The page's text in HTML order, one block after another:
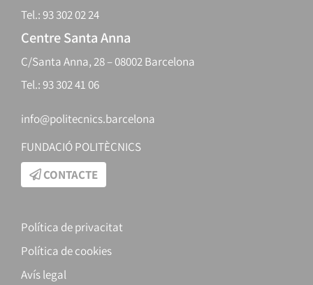
Tel.: 93 302 02 24
Centre Santa Anna
C/Santa Anna, 28 – 08002 Barcelona
Tel.: 93 302 41 06
info@politecnics.barcelona
FUNDACIÓ POLITÈCNICS
CONTACTE
Política de privacitat
Política de cookies
Avís legal